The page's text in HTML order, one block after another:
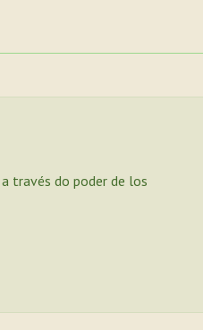
través do poder de los